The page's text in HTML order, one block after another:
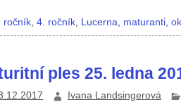
ročník,4. ročník, Lucerna, maturanti,
ples 25. ledna
Ivana Landsingerová